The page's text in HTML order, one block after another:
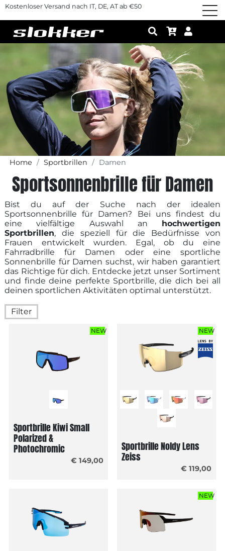
Kostenloser Versand nach IT, DE, AT ab €50
Home Sportbrillen Damen
Sportsonnenbrille für Damen
Bist du auf der Suche nach der idealen
Sportsonnenbrille für Damen? Bei uns findest du
eine vielfältige Auswahl an hochwertigen
Sportbrillen, die speziell für die Bedürfnisse von
Frauen entwickelt wurden. Egal, ob du eine
Fahrradbrille für Damen oder eine sportliche
Sonnenbrille für Damen suchst, wir haben garantiert
das Richtige für dich. Entdecke jetzt unser Sortiment
und finde deine perfekte Sportbrille, die dich bei all
deinen sportlichen Aktivitäten optimal unterstützt.
Filter
NEW
Sportbrille Kiwi Small
Polarized &
Photochromic
€ 149,00
NEW
Sportbrille Noldy Lens
Zeiss
€ 119,00
NEW